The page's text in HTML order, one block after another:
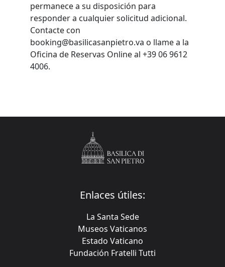
permanece a su disposición para
responder a cualquier solicitud adicional.
Contacte con
booking@basilicasanpietro.va o llame a la
Oficina de Reservas Online al +39 06 9612
4006.
Enlaces útiles:
La Santa Sede
Museos Vaticanos
Estado Vaticano
Fundación Fratelli Tutti